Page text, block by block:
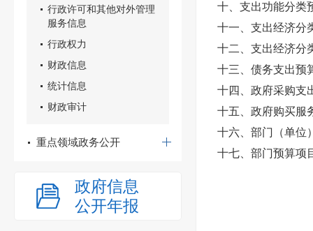
行政许可和其他对外管理
服务信息
行政权力
财政信息
统计信息
财政审计
重点领域政务公开
政府信息
公开年报
十、支出功能分类
十一、支出经济分
十二、支出经济分
十三、债务支出预
十四、政府采购支
十五、政府购买服
十六、部门（单位
十七、部门预算项